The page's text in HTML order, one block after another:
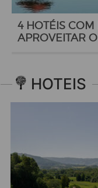
4 HOTÉIS COM
APROVEITAR
HOTEIS